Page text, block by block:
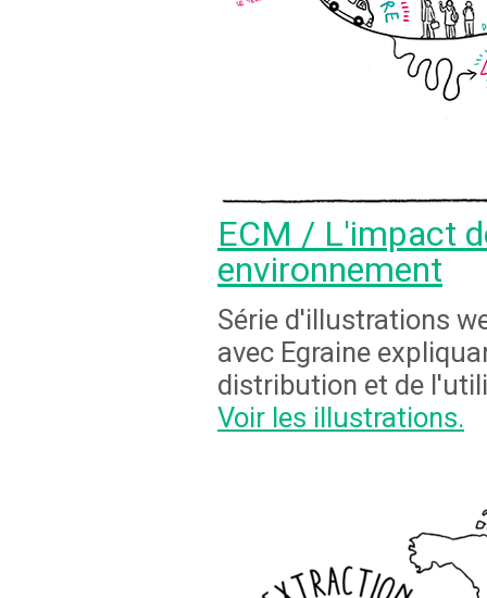
ECM / L'impact
environnement
Série d'illustrations
avec Egraine
distribution et de
Voir les illustrations.